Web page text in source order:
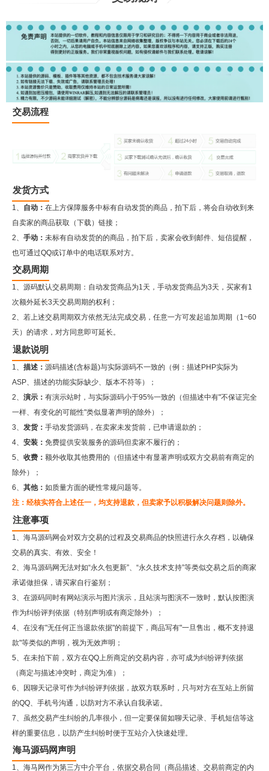
交易流程
发货方式
1、 自动： 在上方保障服务中标有自动发货的商品，拍下后，将会自动收到来
自卖家的商品获取（下载）链接；
2、 手动： 未标有自动发货的的商品，拍下后，卖家会收到邮件、短信提醒，
也可通过QQ或订单中的电话联系对方。
交易周期
1、源码默认交易周期：自动发货商品为1天，手动发货商品为3天，买家有1
次额外延长3天交易周期的权利；
2、若上述交易周期双方依然无法完成交易，任意一方可发起追加周期（1~60
天）的请求，对方同意即可延长。
退款说明
1、 描述： 源码描述(含标题)与实际源码不一致的（例：描述PHP实际为
ASP、描述的功能实际缺少、版本不符等）；
2、 演示： 有演示站时，与实际源码小于95%一致的（但描述中有"不保证完全
一样、有变化的可能性"类似显著声明的除外）；
3、 发货： 手动发货源码，在卖家未发货前，已申请退款的；
4、 安装： 免费提供安装服务的源码但卖家不履行的；
5、 收费： 额外收取其他费用的（但描述中有显著声明或双方交易前有商定的
除外）；
6、 其他： 如质量方面的硬性常规问题等。
注：经核实符合上述任一，均支持退款，但卖家予以积极解决问题则除外。
注意事项
1、海马源码网会对双方交易的过程及交易商品的快照进行永久存档，以确保
交易的真实、有效、安全！
2、 海马源码网无法对如“永久包更新”、“永久技术支持”等类似交易之后的商家
承诺做担保，请买家自行鉴别；
3、在源码同时有网站演示与图片演示，且站演与图演不一致时，默认按图演
作为纠纷评判依据（特别声明或有商定除外）；
4、在没有"无任何正当退款依据"的前提下，商品写有"一旦售出，概不支持退
款"等类似的声明，视为无效声明；
5、在未拍下前，双方在QQ上所商定的交易内容，亦可成为纠纷评判依据
（商定与描述冲突时，商定为准）；
6、因聊天记录可作为纠纷评判依据，故双方联系时，只与对方在互站上所留
的QQ、手机号沟通，以防对方不承认自我承诺。
7、虽然交易产生纠纷的几率很小，但一定要保留如聊天记录、手机短信等这
样的重要信息，以防产生纠纷时便于互站介入快速处理。
海马源码网声明
1、海马网作为第三方中介平台，依据交易合同（商品描述、交易前商定的内